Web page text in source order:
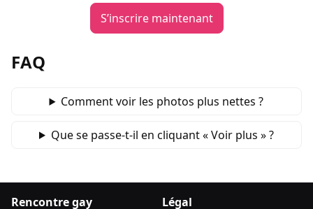
S’inscrire maintenant
FAQ
Comment voir les photos plus nettes ?
Que se passe‑t‑il en cliquant « Voir plus » ?
Rencontre gay Légal